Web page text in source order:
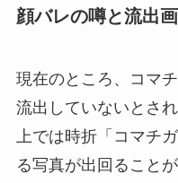
顔バレの噂と流出
現在のところ、コマ
流出していないとさ
上では時折「コマチ
る写真が出回ること